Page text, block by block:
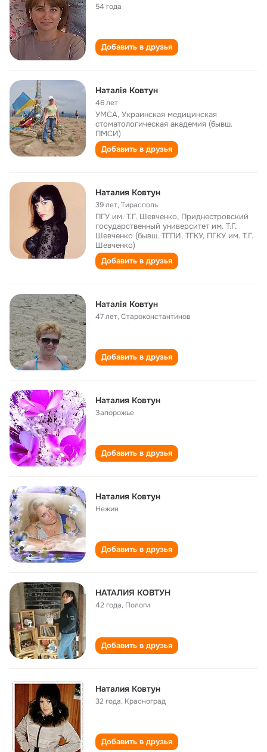
54 года
Добавить в друзья
Наталія Ковтун
46 лет
УМСА, Украинская медицинская
стоматологическая академия (бывш.
ПМСИ)
Добавить в друзья
Наталия Ковтун
39 лет,Тирасполь
ПГУ им. Т.Г. Шевченко, Приднестровский
государственный университет им. Т.Г.
Шевченко (бывш. ТГПИ, ТГКУ, ПГКУ им. Т.Г.
Шевченко)
Добавить в друзья
Наталія Ковтун
47 лет,Староконстантинов
Добавить в друзья
Наталия Ковтун
Запорожье
Добавить в друзья
Наталия Ковтун
Нежин
Добавить в друзья
НАТАЛИЯ КОВТУН
42 года, Пологи
Добавить в друзья
Наталия Ковтун
32 года, Красноград
Добавить в друзья